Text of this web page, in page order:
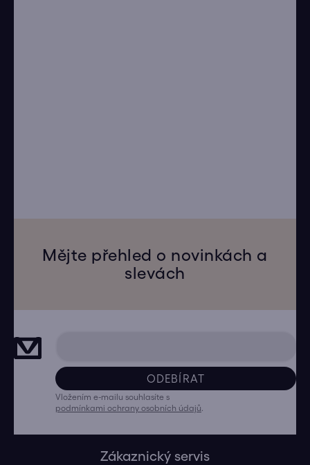
Mějte přehled o novinkách a
slevách
ODEBÍRAT
Vložením e-mailu souhlasíte s
podmínkami ochrany osobních údajů
Zákaznický servis